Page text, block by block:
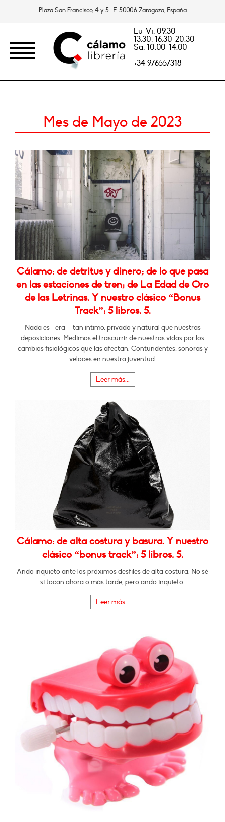
Plaza San Francisco, 4 y 5. E-50006 Zaragoza, España
Lu-Vi: 09.30-
13.30, 16.30-20.30
Sa: 10.00-14.00
+34 976557318
Mes de Mayo de 2023
Cálamo: de detritus y dinero; de lo que pasa
en las estaciones de tren; de La Edad de Oro
de las Letrinas. Y nuestro clásico “Bonus
Track”: 5 libros, 5.
Nada es –era-- tan íntimo, privado y natural que nuestras
deposiciones. Medimos el trascurrir de nuestras vidas por los
cambios fisiológicos que las afectan. Contundentes, sonoras y
veloces en nuestra juventud.
Leer más...
Cálamo: de alta costura y basura. Y nuestro
clásico “bonus track”: 5 libros, 5.
Ando inquieto ante los próximos desfiles de alta costura. No sé
si tocan ahora o más tarde, pero ando inquieto.
Leer más...